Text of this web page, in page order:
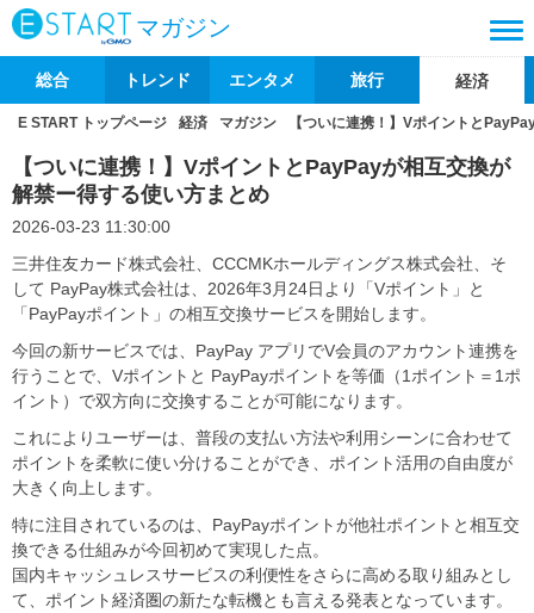
マガジン
総合 トレンド エンタメ 旅行 経済
E START トップページ 経済 マガジン 【ついに連携！】Vポイントと
【ついに連携！】VポイントとPayPayが相互交換が
解禁ー得する使い方まとめ
2026-03-23 11:30:00
三井住友カード株式会社、CCCMKホールディングス株式会社、そ
して PayPay株式会社は、2026年3月24日より「Vポイント」と
「PayPayポイント」の相互交換サービスを開始します。
今回の新サービスでは、PayPay アプリでV会員のアカウント連携を
行うことで、Vポイントと PayPayポイントを等価（1ポイント＝1ポ
イント）で双方向に交換することが可能になります。
これによりユーザーは、普段の支払い方法や利用シーンに合わせて
ポイントを柔軟に使い分けることができ、ポイント活用の自由度が
大きく向上します。
特に注目されているのは、PayPayポイントが他社ポイントと相互交
換できる仕組みが今回初めて実現した点。
国内キャッシュレスサービスの利便性をさらに高める取り組みとし
て、ポイント経済圏の新たな転機とも言える発表となっています。